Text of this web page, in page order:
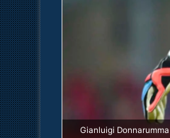
Gianluigi